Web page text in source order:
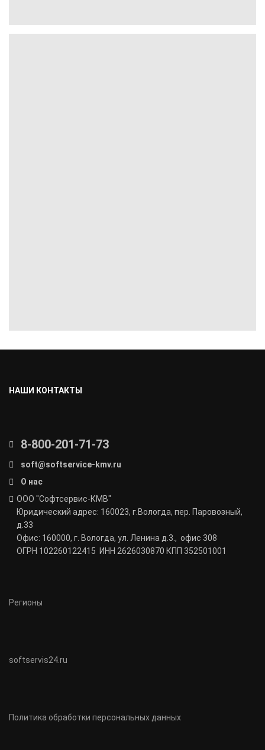
НАШИ КОНТАКТЫ
8-800-201-71-73
soft@softservice-kmv.ru
О нас
ООО "Софтсервис-КМВ"
Юридический адрес: 160023, г.Вологда, пер. Паровозный,
д.33
Офис: 160000, г. Вологда, ул. Ленина д.3., офис 308
ОГРН 102260122415 ИНН 2626030870 КПП 352501001
Регионы
softservis24.ru
Политика обработки персональных данных